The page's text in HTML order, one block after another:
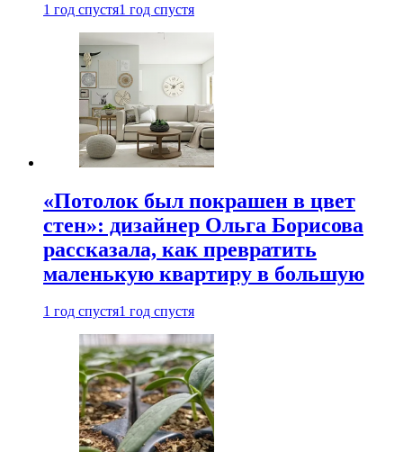
1 год спустя1 год спустя
«Потолок был покрашен в цвет
стен»: дизайнер Ольга Борисова
рассказала, как превратить
маленькую квартиру в большую
1 год спустя1 год спустя